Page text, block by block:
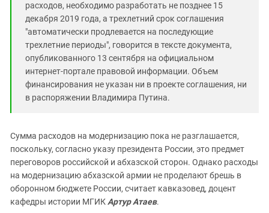
расходов, необходимо разработать не позднее 15
декабря 2019 года, а трехлетний срок соглашения
"автоматически продлевается на последующие
трехлетние периоды", говорится в тексте документа,
опубликованного 13 сентября на официальном
интернет-портале правовой информации. Объем
финансирования не указан ни в проекте соглашения, ни
в распоряжении Владимира Путина.
Сумма расходов на модернизацию пока не разглашается,
поскольку, согласно указу президента России, это предмет
переговоров российской и абхазской сторон. Однако расходы
на модернизацию абхазской армии не проделают брешь в
оборонном бюджете России, считает кавказовед, доцент
кафедры истории МГИКАртур Атаев.